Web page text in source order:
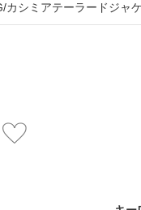
カシミアテーラードジ